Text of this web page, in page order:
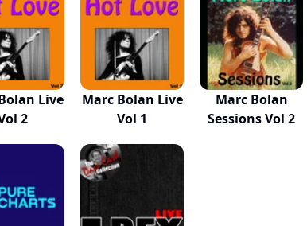
Live
2
Marc Bolan Live
Vol 1
Marc Bolan
Sessions Vol 2